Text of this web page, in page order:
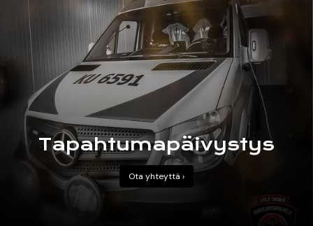
Tapahtuma­päivystys
Ota yhteyttä ›
Kiireetön sairaankuljetus
Aikatilaustehtävät
Tapahtumapäivystys